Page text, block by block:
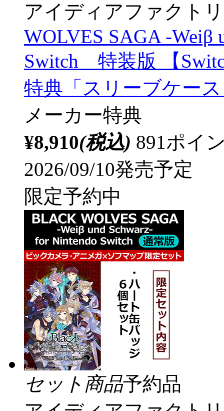
アイディアファクト
WOLVES SAGA -Weiβ
Switch 特装版 【
特典「スリーブケー
メーカー特典
¥8,910(税込) 891ポイ
2026/09/10発売予定
限定予約中
セット商品予約品